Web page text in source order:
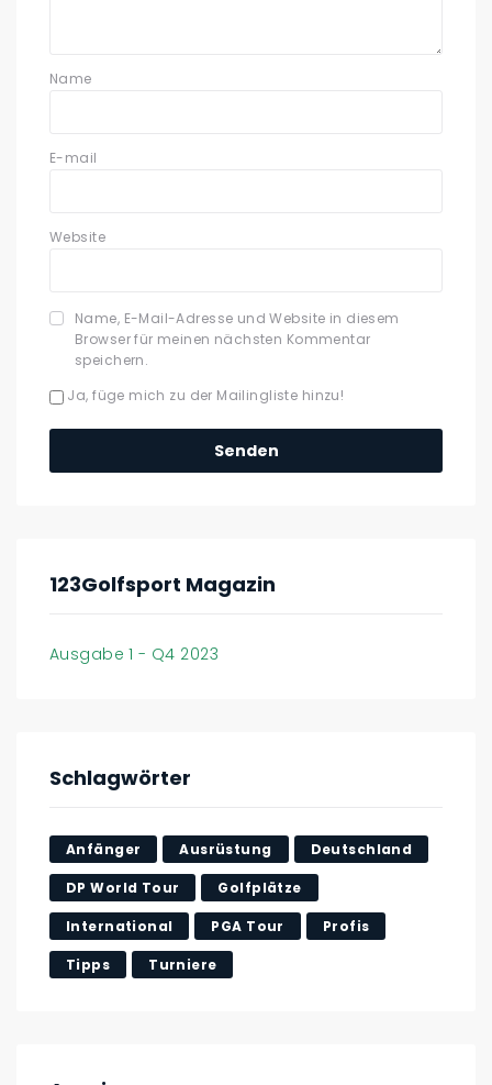
Name
E-mail
Website
Name, E-Mail-Adresse und Website in diesem
Browser für meinen nächsten Kommentar
speichern.
Ja, füge mich zu der Mailingliste hinzu!
123Golfsport Magazin
Ausgabe 1 - Q4 2023
Schlagwörter
Anfänger Ausrüstung Deutschland
DP World Tour Golfplätze
International PGA Tour Profis
Tipps Turniere